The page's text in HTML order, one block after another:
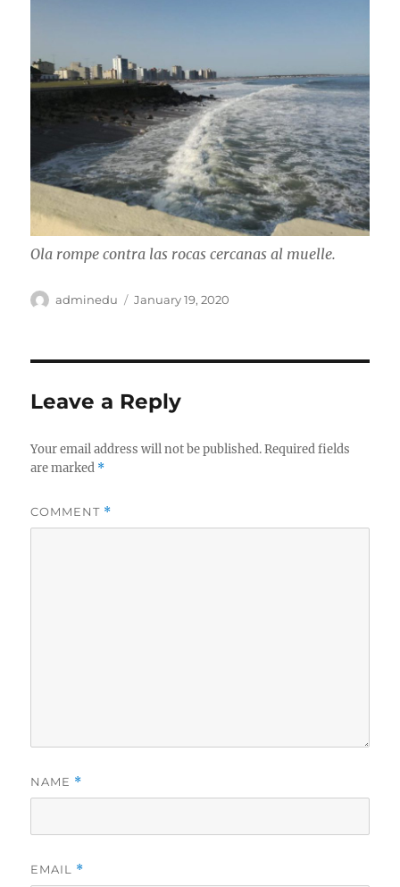
Ola rompe contra las rocas cercanas al muelle.
Author
adminedu
Posted
January 19, 2020
Leave a Reply
Your email address will not be published. Required fields
are marked *
COMMENT *
NAME *
EMAIL *